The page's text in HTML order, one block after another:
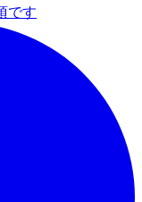
です